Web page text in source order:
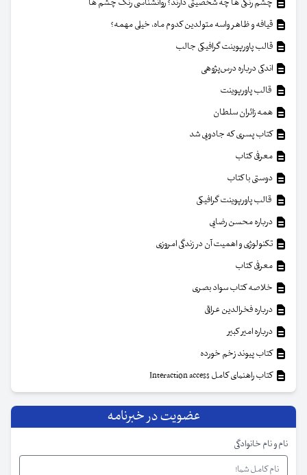
چشم رنگی ها چه شخصیتی دارند؟ روانشناسی رنگ چشم ها
قیافه و ظاهر واسه متولدین کدوم ماه، خیلی مهمه؟
قالب پاورپوینت گرافیکی جالب
اندکی درباره درس‌پژوهی
قالب پاورپوینت
همه زائران سلطان
کتاب پسری که جادویی شد
معرفی کتاب
دوستی با کتاب
قالب پاورپوینت گرافیکی
درباره محسن رضایی
تکنولوژی و اهمیت آن در زندگی امروزی
معرفی کتاب
خلاصه کتاب سواد بصری
درباره فخرالدین عراقی
درباره امیر کبیر
کتاب پیوند زخم خورده
کتاب راهنمای کامل Interaction access
عضویت در خبرنامه
نام و نام خانوادگی